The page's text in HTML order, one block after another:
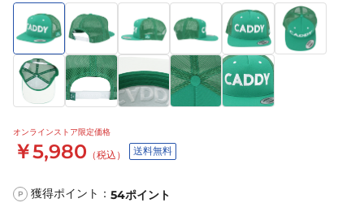
オンラインストア限定価格
￥5,980 （税込） 送料無料
P 獲得ポイント： 54ポイント